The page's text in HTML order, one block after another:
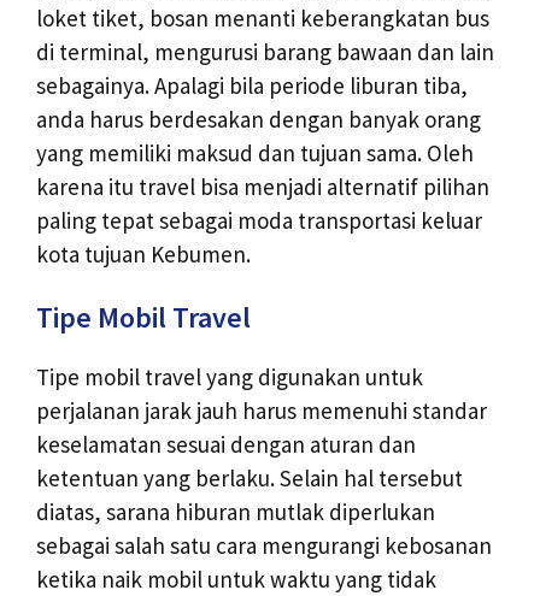
loket tiket, bosan menanti keberangkatan bus
di terminal, mengurusi barang bawaan dan lain
sebagainya. Apalagi bila periode liburan tiba,
anda harus berdesakan dengan banyak orang
yang memiliki maksud dan tujuan sama. Oleh
karena itu travel bisa menjadi alternatif pilihan
paling tepat sebagai moda transportasi keluar
kota tujuan Kebumen.
Tipe Mobil Travel
Tipe mobil travel yang digunakan untuk
perjalanan jarak jauh harus memenuhi standar
keselamatan sesuai dengan aturan dan
ketentuan yang berlaku. Selain hal tersebut
diatas, sarana hiburan mutlak diperlukan
sebagai salah satu cara mengurangi kebosanan
ketika naik mobil untuk waktu yang tidak